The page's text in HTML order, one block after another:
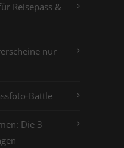
Reisepass &
nur
Battle
Die 3